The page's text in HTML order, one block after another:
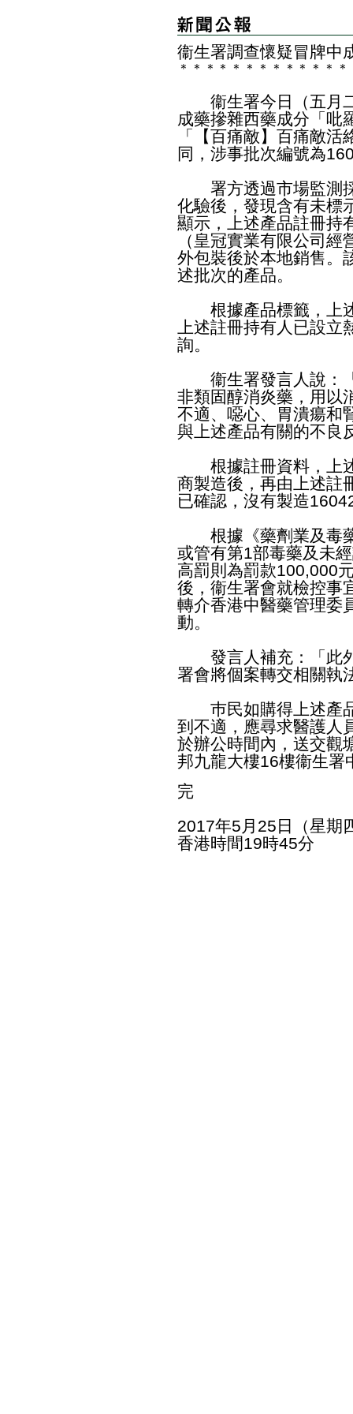
衞生署調查懷疑冒牌中
＊ ＊ ＊ ＊ ＊ ＊ ＊ ＊ ＊ ＊ ＊ ＊ ＊
衞生署今日（五月二
成藥摻雜西藥成分「吡
「【百痛敵】百痛敵
同，涉事批次編號為
署方透過市場監測採
化驗後，發現含有未標
顯示，上述產品註冊持
（皇冠實業有限公司
外包裝後於本地銷售。
述批次的產品。
根據產品標籤，上述
上述註冊持有人已設
詢。
衞生署發言人說：「
非類固醇消炎藥，用以
不適、噁心、胃潰瘍和
與上述產品有關的不良
根據註冊資料，上述
商製造後，再由上述註
已確認，沒有製造
根據《藥劑業及毒藥
或管有第1部毒藥及未
高罰則為罰款100,000
後，衞生署會就檢控事
轉介香港中醫藥管理委
動。
發言人補充：「此外
署會將個案轉交相關執
巿民如購得上述產品
到不適，應尋求醫護人
於辦公時間內，送交觀
邦九龍大樓16樓衞生署
完
2017年5月25日（星期
香港時間19時45分